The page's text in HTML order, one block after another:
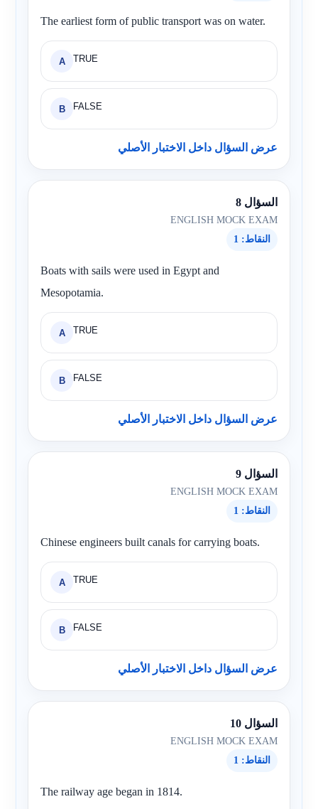
The earliest form of public transport was on water.
A TRUE
B FALSE
عرض السؤال داخل الاختبار الأصلي
السؤال 8
ENGLISH MOCK EXAM
النقاط: 1
Boats with sails were used in Egypt and
Mesopotamia.
A TRUE
B FALSE
عرض السؤال داخل الاختبار الأصلي
السؤال 9
ENGLISH MOCK EXAM
النقاط: 1
Chinese engineers built canals for carrying boats.
A TRUE
B FALSE
عرض السؤال داخل الاختبار الأصلي
السؤال 10
ENGLISH MOCK EXAM
النقاط: 1
The railway age began in 1814.